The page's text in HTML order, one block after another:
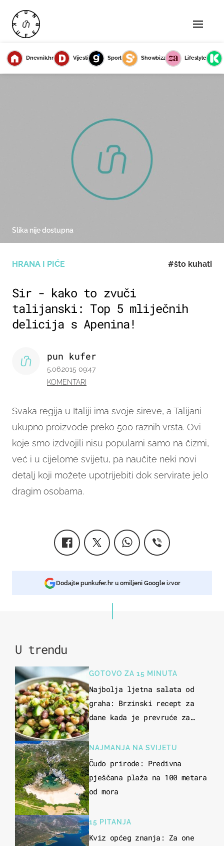
Dnevnik.hr Vijesti Sport Showbizz Lifestyle
HRANA I PIĆE #što kuhati
Sir - kako to zvuči
talijanski: Top 5 mliječnih
delicija s Apenina!
Svaka regija u Italiji ima svoje sireve, a Talijani
ukupno proizvode preko 500 raznih vrsta. Ovi
koje smo izdvojili nisu popularni samo na čizmi,
već i u cijelome svijetu, pa naučite neki novi
detalj koji možete upotrijebiti dok servirate jelo
dragim osobama.
pun kufer
5.06.2015 09:47
KOMENTARI
Slika nije dostupna
Dodajte punkufer.hr u omiljeni Google izvor
U trendu
GOTOVO ZA 15 MINUTA
Najbolja ljetna salata od
graha: Brzinski recept za
dane kada je prevruće za
NAJMANJA NA SVIJETU
Čudo prirode: Predivna
pješčana plaža na 100 metara
od mora
15 PITANJA
Kviz općeg znanja: Za one